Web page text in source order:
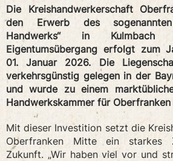
Die Kreishandwerkerschaft
den Erwerb des
Handwerks“ in Kulmbach
Eigentumsübergang erfolgt zum
01. Januar 2026. Die
verkehrsgünstig gelegen in der
und wurde zu einem
Handwerkskammer für
Mit dieser Investition setzt die
Oberfranken Mitte ein starkes
Zukunft. „Wir haben viel vor und